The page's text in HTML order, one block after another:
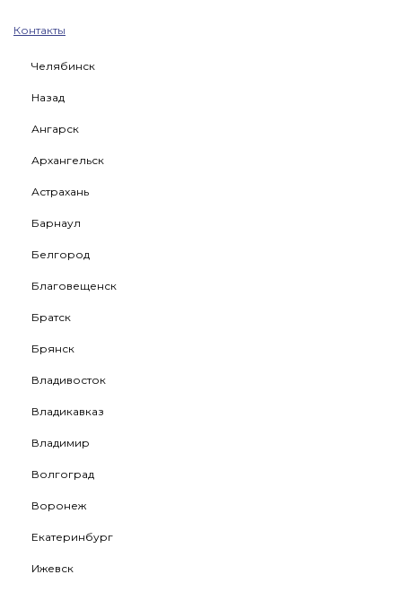
Контакты
Челябинск
Назад
Ангарск
Архангельск
Астрахань
Барнаул
Белгород
Благовещенск
Братск
Брянск
Владивосток
Владикавказ
Владимир
Волгоград
Воронеж
Екатеринбург
Ижевск